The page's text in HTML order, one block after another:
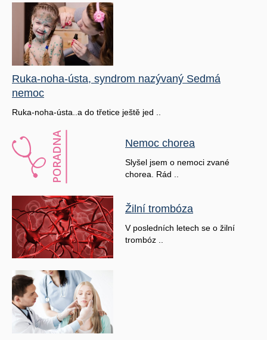
Ruka-noha-ústa, syndrom nazývaný Sedmá
nemoc
Ruka-noha-ústa..a do třetice ještě jed ..
Nemoc chorea
Slyšel jsem o nemoci zvané
chorea. Rád ..
Žilní trombóza
V posledních letech se o žilní
trombóz ..